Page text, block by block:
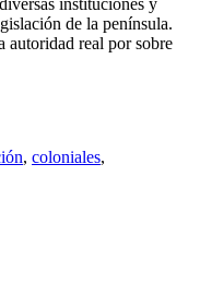
de la península.
autoridad real por sobre
, coloniales,